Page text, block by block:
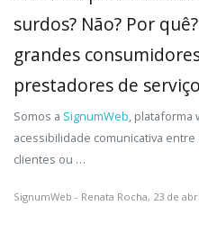
surdos? Não? Por
grandes
prestadores de
Somos a SignumWeb, plataforma
acessibilidade comunicativa
clientes ou …
SignumWeb - Renata Rocha, 23 de